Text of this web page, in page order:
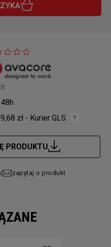
zł - Kurier GLS
kosztów płatności
PRODUKTU
zapytaj o produkt